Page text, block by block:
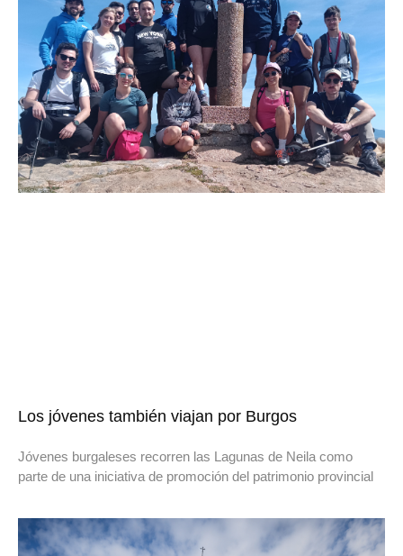
Los jóvenes también viajan por Burgos
Jóvenes burgaleses recorren las Lagunas de Neila como
parte de una iniciativa de promoción del patrimonio provincial